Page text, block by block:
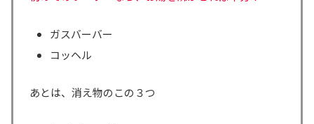
ガスバーバー
コッヘル
あとは、消え物のこの３つ